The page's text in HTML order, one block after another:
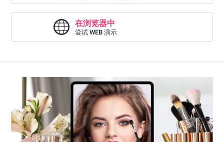
在浏览器中
尝试 WEB 演示